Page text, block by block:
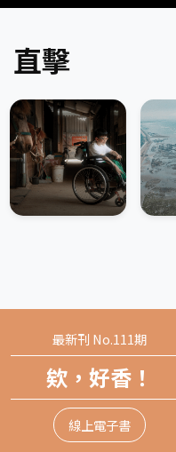
直擊
最新刊 No.111期
欸，好香！
線上電子書